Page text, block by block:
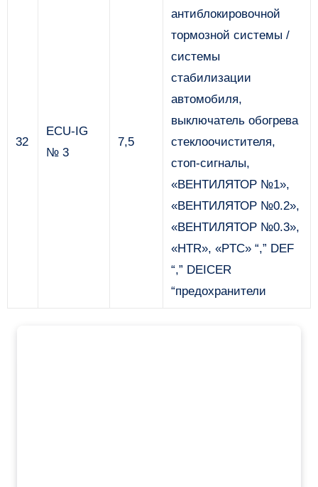
32
ECU-IG
№ 3
7,5
антиблокировочной
тормозной системы /
системы
стабилизации
автомобиля,
выключатель обогрева
стеклоочистителя,
стоп-сигналы,
«ВЕНТИЛЯТОР №1»,
«ВЕНТИЛЯТОР №0.2»,
«ВЕНТИЛЯТОР №0.3»,
«HTR», «PTC» “,” DEF
“,” DEICER
“предохранители